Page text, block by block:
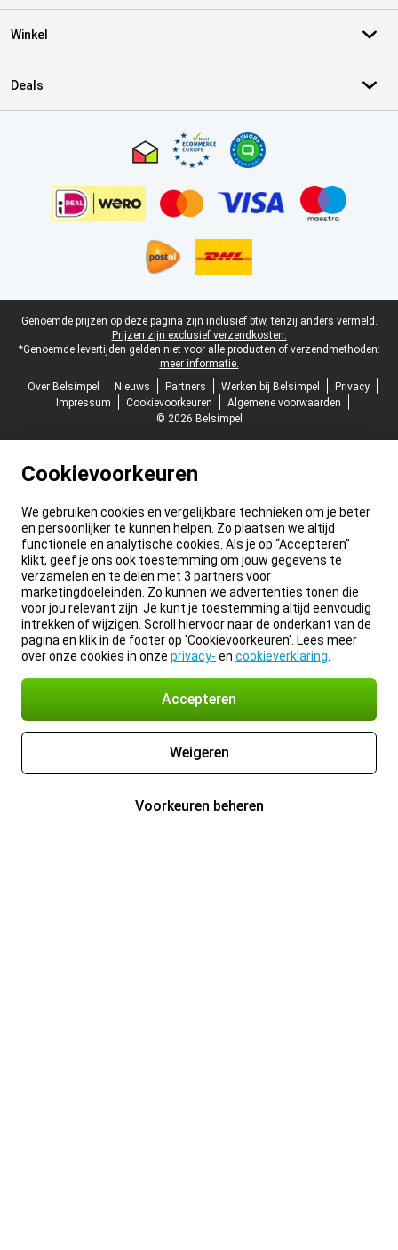
Winkel
Deals
Juridische voettekst
Genoemde prijzen op deze pagina zijn inclusief btw, tenzij anders vermeld.
Prijzen zijn exclusief verzendkosten.
*Genoemde levertijden gelden niet voor alle producten of verzendmethoden:
meer informatie.
Over Belsimpel
Nieuws Partners Werken bij Belsimpel
Privacy
Impressum
Cookievoorkeuren
Algemene voorwaarden
© 2026 Belsimpel
Cookievoorkeuren
We gebruiken cookies en vergelijkbare technieken om je beter
en persoonlijker te kunnen helpen. Zo plaatsen we altijd
functionele en analytische cookies. Als je op “Accepteren”
klikt, geef je ons ook toestemming om jouw gegevens te
verzamelen en te delen met 3 partners voor
marketingdoeleinden. Zo kunnen we advertenties tonen die
voor jou relevant zijn. Je kunt je toestemming altijd eenvoudig
intrekken of wijzigen. Scroll hiervoor naar de onderkant van de
pagina en klik in de footer op 'Cookievoorkeuren'. Lees meer
over onze cookies in onze privacy- en cookieverklaring
Accepteren
Weigeren
Voorkeuren beheren